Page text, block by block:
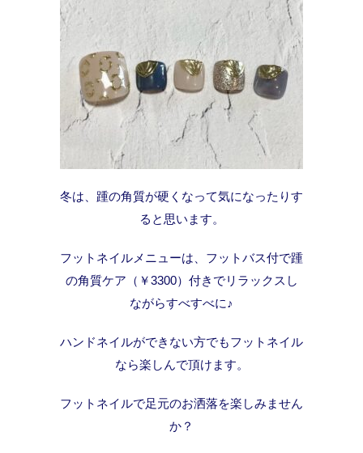
冬は、踵の角質が硬くなって気になったりす
ると思います。
フットネイルメニューは、フットバス付で踵
の角質ケア（￥3300）付きでリラックスし
ながらすべすべに♪
ハンドネイルができない方でもフットネイル
なら楽しんで頂けます。
フットネイルで足元のお洒落を楽しみません
か？